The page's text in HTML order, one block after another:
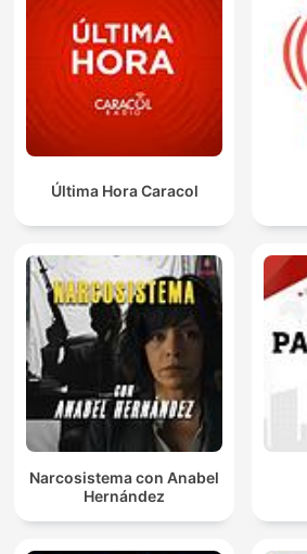
Última Hora Caracol
Narcosistema con Anabel
Hernández